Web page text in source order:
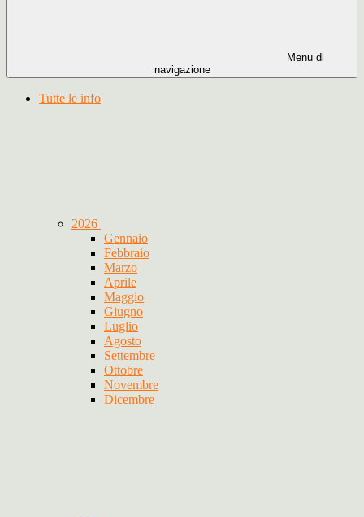
Menu di
navigazione
Tutte le info
2026
Gennaio
Febbraio
Marzo
Aprile
Maggio
Giugno
Luglio
Agosto
Settembre
Ottobre
Novembre
Dicembre